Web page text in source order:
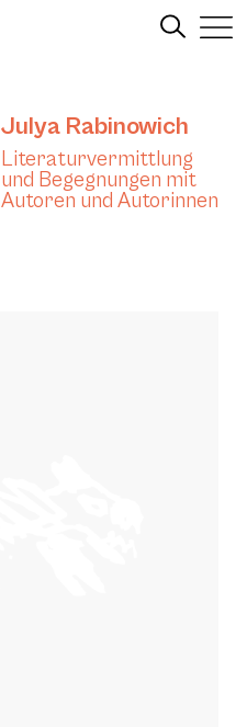
Julya Rabinowich
Literaturvermittlung
und Begegnungen mit
Autoren und Autorinnen